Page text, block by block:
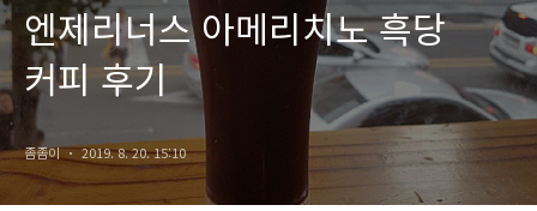
엔제리너스 아메리치노 흑당
커피 후기
좀좀이 2019. 8. 20. 15:10